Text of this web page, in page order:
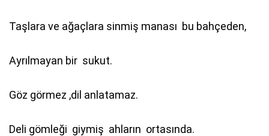
Taşlara ve ağaçlara sinmiş manası bu bahçeden,
Ayrılmayan bir sukut.
Göz görmez ,dil anlatamaz.
Deli gömleği giymiş ahların ortasında.